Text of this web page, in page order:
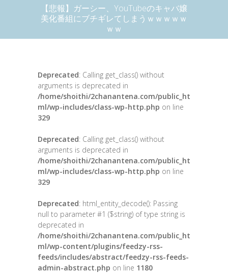
【悲報】ガーシー、YouTubeのキャバ嬢
美化番組にブチギレてしまうｗｗｗｗｗ
ｗｗ
Deprecated: Calling get_class() without
arguments is deprecated in
/home/shoithi/2chanantena.com/public_ht
ml/wp-includes/class-wp-http.php on line
329
Deprecated: Calling get_class() without
arguments is deprecated in
/home/shoithi/2chanantena.com/public_ht
ml/wp-includes/class-wp-http.php on line
329
Deprecated: html_entity_decode(): Passing
null to parameter #1 ($string) of type string is
deprecated in
/home/shoithi/2chanantena.com/public_ht
ml/wp-content/plugins/feedzy-rss-
feeds/includes/abstract/feedzy-rss-feeds-
admin-abstract.php on line 1180